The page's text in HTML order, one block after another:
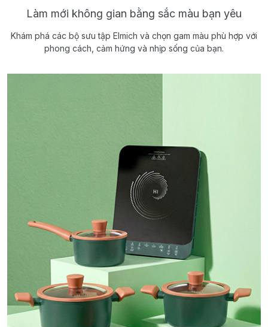
Làm mới không gian bằng sắc màu bạn yêu
Khám phá các bộ sưu tập Elmich và chọn gam màu phù hợp với
phong cách, cảm hứng và nhịp sống của bạn.